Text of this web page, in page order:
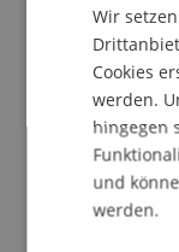
Wir
Cookies
werden.
hingegen
und
werden.